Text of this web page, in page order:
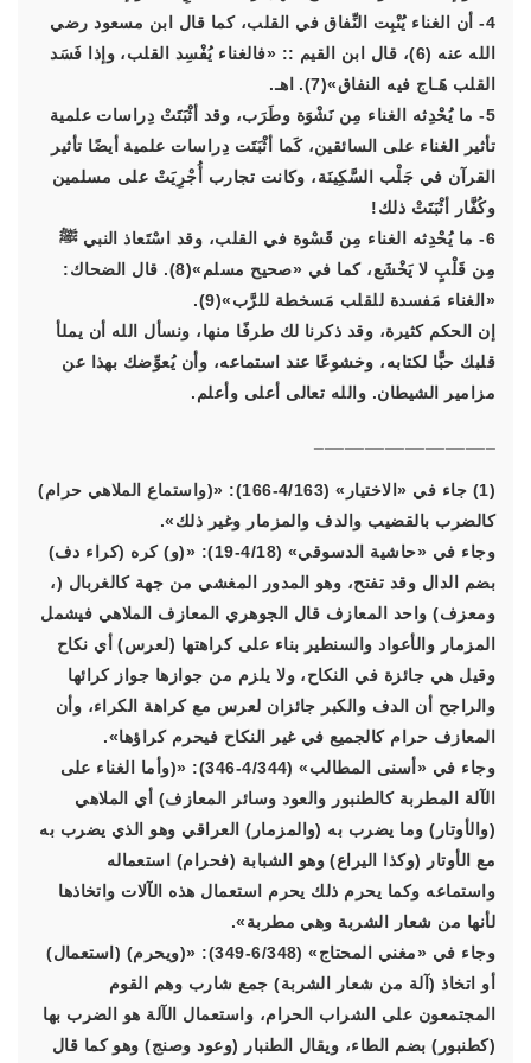
4- أن الغناء يُنْبِت النِّفاق في القلب، كما قال ابن مسعود رضي
الله عنه (6)، قال ابن القيم :: «فالغناء يُفْسِد القلب، وإذا فَسَد
القلب هَـاج فيه النفاق»(7). اهـ.
5- ما يُحْدِثه الغناء مِن نَشْوَة وطَرَب، وقد أثْبَتَتْ دِراسات علمية
تأثير الغناء على السائقين، كَما أثْبَتَت دِراسات علمية أيضًا تأثير
القرآن في جَلْب السَّكِينَة، وكانت تجارب أُجْرِيَتْ على مسلمين
وكُفَّار أثْبَتَتْ ذلك!
6- ما يُحْدِثه الغناء مِن قَسْوة في القلب، وقد اسْتَعاذ النبي ﷺ
مِن قَلْبٍ لا يَخْشَع، كما في «صحيح مسلم»(8). قال الضحاك:
«الغناء مَفسدة للقلب مَسخطة للرَّب»(9).
إن الحكم كثيرة، وقد ذكرنا لك طرفًا منها، ونسأل الله أن يملأ
قلبك حبًّا لكتابه، وخشوعًا عند استماعه، وأن يُعوِّضك بهذا عن
مزامير الشيطان. والله تعالى أعلى وأعلم.
(1) جاء في «الاختيار» (4/163-166): «(واستماع الملاهي حرام)
كالضرب بالقضيب والدف والمزمار وغير ذلك».
وجاء في «حاشية الدسوقي» (4/18-19): «(و) كره (كراء دف)
بضم الدال وقد تفتح، وهو المدور المغشي من جهة كالغربال (،
ومعزف) واحد المعازف قال الجوهري المعازف الملاهي فيشمل
المزمار والأعواد والسنطير بناء على كراهتها (لعرس) أي نكاح
وقيل هي جائزة في النكاح، ولا يلزم من جوازها جواز كرائها
والراجح أن الدف والكبر جائزان لعرس مع كراهة الكراء، وأن
المعازف حرام كالجميع في غير النكاح فيحرم كراؤها».
وجاء في «أسنى المطالب» (4/344-346): «(وأما الغناء على
الآلة المطربة كالطنبور والعود وسائر المعازف) أي الملاهي
(والأوتار) وما يضرب به (والمزمار) العراقي وهو الذي يضرب به
مع الأوتار (وكذا اليراع) وهو الشبابة (فحرام) استعماله
واستماعه وكما يحرم ذلك يحرم استعمال هذه الآلات واتخاذها
لأنها من شعار الشربة وهي مطربة».
وجاء في «مغني المحتاج» (6/348-349): «(ويحرم) (استعمال)
أو اتخاذ (آلة من شعار الشربة) جمع شارب وهم القوم
المجتمعون على الشراب الحرام، واستعمال الآلة هو الضرب بها
(كطنبور) بضم الطاء، ويقال الطنبار (وعود وصنج) وهو كما قال